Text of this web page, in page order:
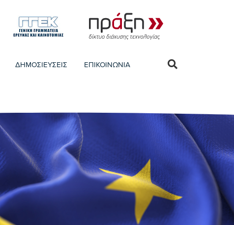
ΔΗΜΟΣΙΕΥΣΕΙΣ ΕΠΙΚΟΙΝΩΝΙΑ